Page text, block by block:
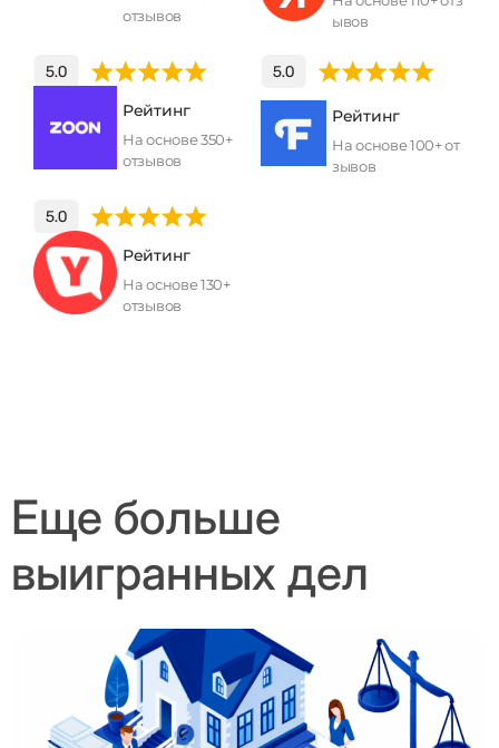
отзывов
ывов
Рейтинг
На основе 350+
отзывов
Рейтинг
На основе 100+ от
зывов
Рейтинг
На основе 130+
отзывов
Еще больше
выигранных дел